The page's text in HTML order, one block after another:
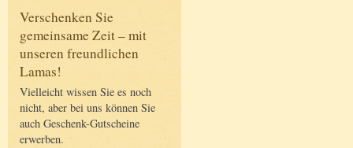
Verschenken Sie
gemeinsame Zeit – mit
unseren freundlichen
Lamas!
Vielleicht wissen Sie es noch
nicht, aber bei uns können Sie
auch Geschenk-Gutscheine
erwerben.